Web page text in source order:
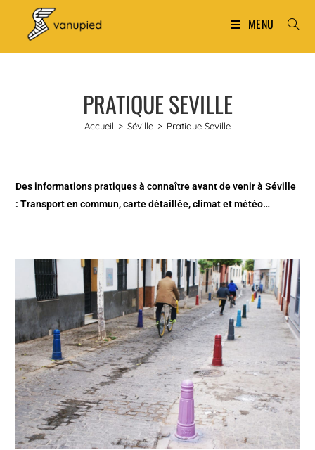
MENU
PRATIQUE SEVILLE
Accueil > Séville > Pratique Seville
Des informations pratiques à connaître avant de venir à Séville
: Transport en commun, carte détaillée, climat et météo…